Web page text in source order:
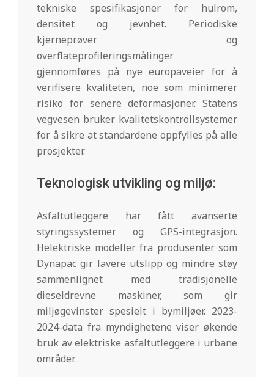
tekniske spesifikasjoner for hulrom,
densitet og jevnhet. Periodiske
kjerneprøver og
overflateprofileringsmålinger
gjennomføres på nye europaveier for å
verifisere kvaliteten, noe som minimerer
risiko for senere deformasjoner. Statens
vegvesen bruker kvalitetskontrollsystemer
for å sikre at standardene oppfylles på alle
prosjekter.
Teknologisk utvikling og miljø:
Asfaltutleggere har fått avanserte
styringssystemer og GPS-integrasjon.
Helektriske modeller fra produsenter som
Dynapac gir lavere utslipp og mindre støy
sammenlignet med tradisjonelle
dieseldrevne maskiner, som gir
miljøgevinster spesielt i bymiljøer. 2023-
2024-data fra myndighetene viser økende
bruk av elektriske asfaltutleggere i urbane
områder.